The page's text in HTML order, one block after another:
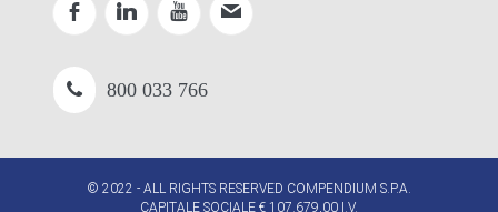
800 033 766
© 2022 - ALL RIGHTS RESERVED COMPENDIUM S.P.A.
CAPITALE SOCIALE € 107.679,00 I.V.